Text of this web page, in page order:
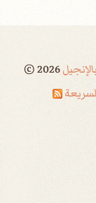
©2026